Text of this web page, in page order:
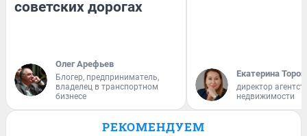
советских дорогах
Олег Арефьев
Блогер, предприниматель,
владелец в транспортном
бизнесе
Екатерина
директор
недвижимости
РЕКОМЕНДУЕМ